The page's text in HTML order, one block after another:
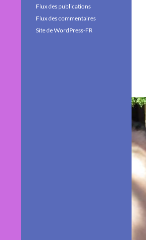
Flux des publications
Flux des commentaires
Site de WordPress-FR